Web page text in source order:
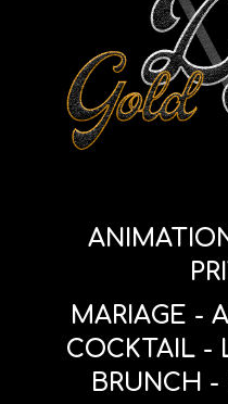
MARIAGE -
COCKTAIL -
BRUNCH -